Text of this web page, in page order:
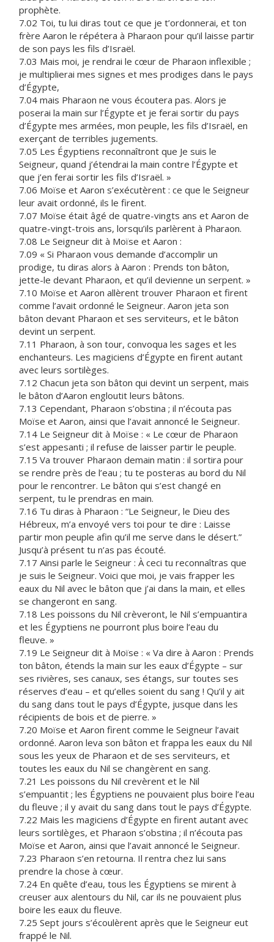
prophète.
7.02 Toi, tu lui diras tout ce que je t’ordonnerai, et ton
frère Aaron le répétera à Pharaon pour qu’il laisse partir
de son pays les fils d’Israël.
7.03 Mais moi, je rendrai le cœur de Pharaon inflexible ;
je multiplierai mes signes et mes prodiges dans le pays
d’Égypte,
7.04 mais Pharaon ne vous écoutera pas. Alors je
poserai la main sur l’Égypte et je ferai sortir du pays
d’Égypte mes armées, mon peuple, les fils d’Israël, en
exerçant de terribles jugements.
7.05 Les Égyptiens reconnaîtront que Je suis le
Seigneur, quand j’étendrai la main contre l’Égypte et
que j’en ferai sortir les fils d’Israël. »
7.06 Moïse et Aaron s’exécutèrent : ce que le Seigneur
leur avait ordonné, ils le firent.
7.07 Moïse était âgé de quatre-vingts ans et Aaron de
quatre-vingt-trois ans, lorsqu’ils parlèrent à Pharaon.
7.08 Le Seigneur dit à Moïse et Aaron :
7.09 « Si Pharaon vous demande d’accomplir un
prodige, tu diras alors à Aaron : Prends ton bâton,
jette-le devant Pharaon, et qu’il devienne un serpent. »
7.10 Moïse et Aaron allèrent trouver Pharaon et firent
comme l’avait ordonné le Seigneur. Aaron jeta son
bâton devant Pharaon et ses serviteurs, et le bâton
devint un serpent.
7.11 Pharaon, à son tour, convoqua les sages et les
enchanteurs. Les magiciens d’Égypte en firent autant
avec leurs sortilèges.
7.12 Chacun jeta son bâton qui devint un serpent, mais
le bâton d’Aaron engloutit leurs bâtons.
7.13 Cependant, Pharaon s’obstina ; il n’écouta pas
Moïse et Aaron, ainsi que l’avait annoncé le Seigneur.
7.14 Le Seigneur dit à Moïse : « Le cœur de Pharaon
s’est appesanti ; il refuse de laisser partir le peuple.
7.15 Va trouver Pharaon demain matin : il sortira pour
se rendre près de l’eau ; tu te posteras au bord du Nil
pour le rencontrer. Le bâton qui s’est changé en
serpent, tu le prendras en main.
7.16 Tu diras à Pharaon : “Le Seigneur, le Dieu des
Hébreux, m’a envoyé vers toi pour te dire : Laisse
partir mon peuple afin qu’il me serve dans le désert.”
Jusqu’à présent tu n’as pas écouté.
7.17 Ainsi parle le Seigneur : À ceci tu reconnaîtras que
je suis le Seigneur. Voici que moi, je vais frapper les
eaux du Nil avec le bâton que j’ai dans la main, et elles
se changeront en sang.
7.18 Les poissons du Nil crèveront, le Nil s’empuantira
et les Égyptiens ne pourront plus boire l’eau du
fleuve. »
7.19 Le Seigneur dit à Moïse : « Va dire à Aaron : Prends
ton bâton, étends la main sur les eaux d’Égypte – sur
ses rivières, ses canaux, ses étangs, sur toutes ses
réserves d’eau – et qu’elles soient du sang ! Qu’il y ait
du sang dans tout le pays d’Égypte, jusque dans les
récipients de bois et de pierre. »
7.20 Moïse et Aaron firent comme le Seigneur l’avait
ordonné. Aaron leva son bâton et frappa les eaux du Nil
sous les yeux de Pharaon et de ses serviteurs, et
toutes les eaux du Nil se changèrent en sang.
7.21 Les poissons du Nil crevèrent et le Nil
s’empuantit ; les Égyptiens ne pouvaient plus boire l’eau
du fleuve ; il y avait du sang dans tout le pays d’Égypte.
7.22 Mais les magiciens d’Égypte en firent autant avec
leurs sortilèges, et Pharaon s’obstina ; il n’écouta pas
Moïse et Aaron, ainsi que l’avait annoncé le Seigneur.
7.23 Pharaon s’en retourna. Il rentra chez lui sans
prendre la chose à cœur.
7.24 En quête d’eau, tous les Égyptiens se mirent à
creuser aux alentours du Nil, car ils ne pouvaient plus
boire les eaux du fleuve.
7.25 Sept jours s’écoulèrent après que le Seigneur eut
frappé le Nil.